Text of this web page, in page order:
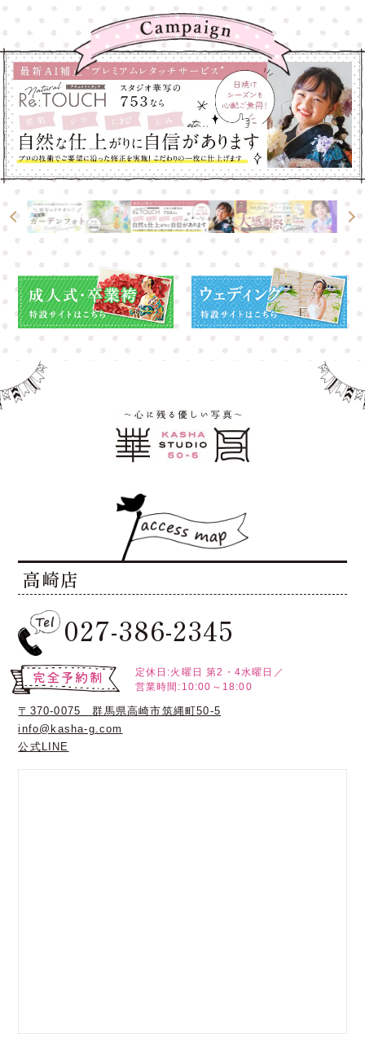
高崎店
027-386-2345
定休日:火曜日 第2・4水曜日／
営業時間:10:00～18:00
〒370-0075 群馬県高崎市筑縄町50-5
info@kasha-g.com
公式LINE
大宮店
大宮店